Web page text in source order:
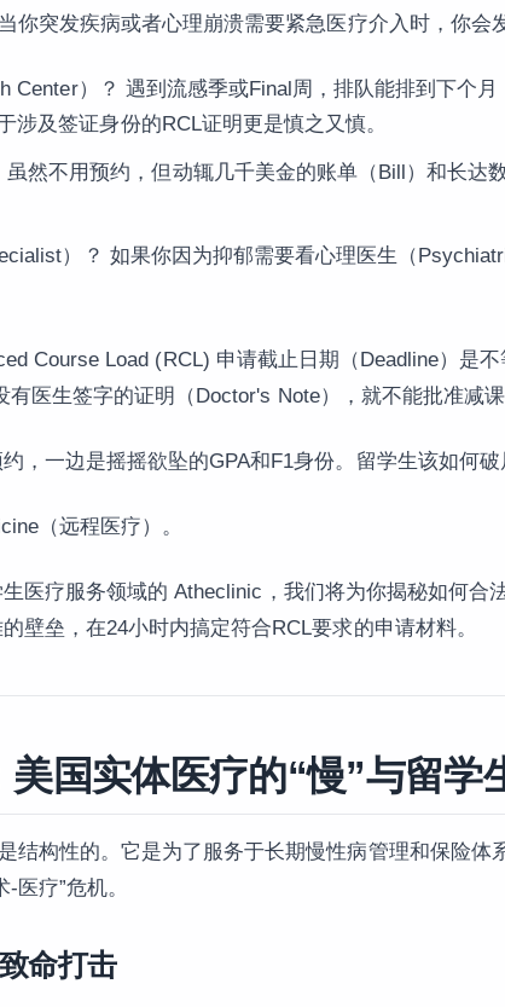
你突发疾病或者心理崩溃需要紧急医疗介入时，你会
Center）？ 遇到流感季或Final周，排队能排到下个
涉及签证身份的RCL证明更是慎之又慎。
虽然不用预约，但动辄几千美金的账单（Bill）和长达
）？ 如果你因为抑郁需要看心理医生（
Course Load (RCL) 申请截止日期（Deadline）是
有医生签字的证明（Doctor's Note），就不能批准减课
，一边是摇摇欲坠的GPA和F1身份。留学生该如何破
（远程医疗）。
医疗服务领域的 Atheclinic，我们将为你揭秘如何合
壁垒，在24小时内搞定符合RCL要求的申请材料。
国实体医疗的“慢”与留学
结构性的。它是为了服务于长期慢性病管理和保险体
医疗”危机。
命打击